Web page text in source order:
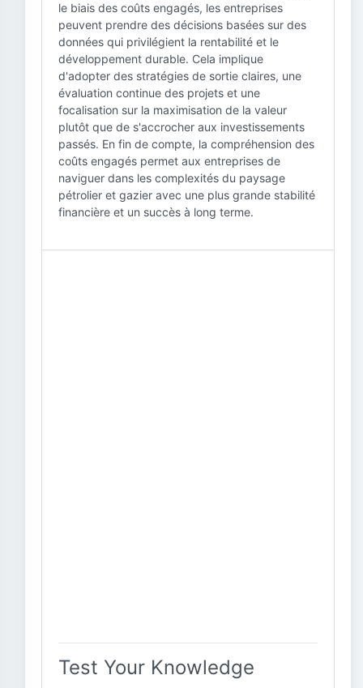
le biais des coûts engagés, les entreprises
peuvent prendre des décisions basées sur des
données qui privilégient la rentabilité et le
développement durable. Cela implique
d'adopter des stratégies de sortie claires, une
évaluation continue des projets et une
focalisation sur la maximisation de la valeur
plutôt que de s'accrocher aux investissements
passés. En fin de compte, la compréhension des
coûts engagés permet aux entreprises de
naviguer dans les complexités du paysage
pétrolier et gazier avec une plus grande stabilité
financière et un succès à long terme.
Test Your Knowledge